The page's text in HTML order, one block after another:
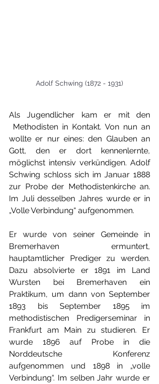
Adolf Schwing (1872 - 1931)
Als Jugendlicher kam er mit den
Methodisten in Kontakt. Von nun an
wollte er nur eines: den Glauben an
Gott, den er dort kennenlernte,
möglichst intensiv verkündigen. Adolf
Schwing schloss sich im Januar 1888
zur Probe der Methodistenkirche an.
Im Juli desselben Jahres wurde er in
„Volle Verbindung“ aufgenommen.
Er wurde von seiner Gemeinde in
Bremerhaven ermuntert,
hauptamtlicher Prediger zu werden.
Dazu absolvierte er 1891 im Land
Wursten bei Bremerhaven ein
Praktikum, um dann von September
1893 bis September 1895 im
methodistischen Predigerseminar in
Frankfurt am Main zu studieren. Er
wurde 1896 auf Probe in die
Norddeutsche Konferenz
aufgenommen und 1898 in „volle
Verbindung“. Im selben Jahr wurde er